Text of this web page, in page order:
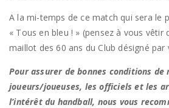
A la mi-temps de ce match qui sera le
« Tous en bleu ! » (pensez à vous vêtir
maillot des 60 ans du Club désigné
Pour assurer de bonnes conditions de
joueurs/joueuses, les officiels et les
l’intérêt du handball, nous vous